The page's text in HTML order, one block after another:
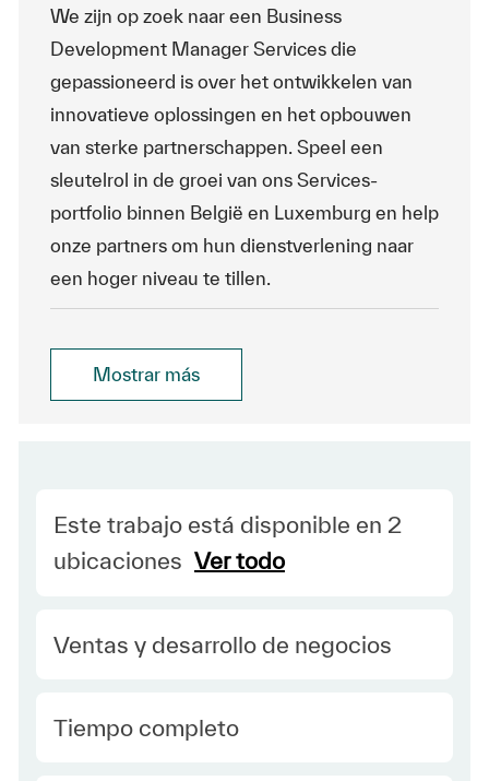
We zijn op zoek naar een Business
Development Manager Services die
gepassioneerd is over het ontwikkelen van
innovatieve oplossingen en het opbouwen
van sterke partnerschappen. Speel een
sleutelrol in de groei van ons Services-
portfolio binnen België en Luxemburg en help
onze partners om hun dienstverlening naar
een hoger niveau te tillen.
Mostrar más
Este trabajo está disponible en 2
ubicaciones Ver todo
Category
Ventas y desarrollo de negocios
type Spanish
Tiempo completo